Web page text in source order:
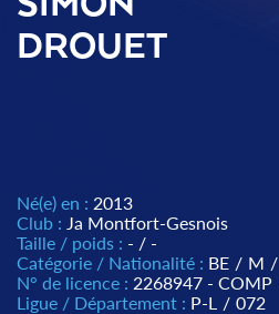
DROUET
Né(e) en : 2013
Club : Ja Montfort-Gesnois
Taille / poids : - / -
Catégorie / Nationalité : BE / M /
N° de licence : 2268947 - COMP
Ligue / Département : P-L / 072